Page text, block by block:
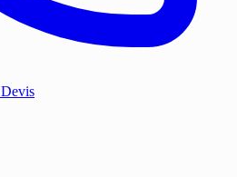
Devis